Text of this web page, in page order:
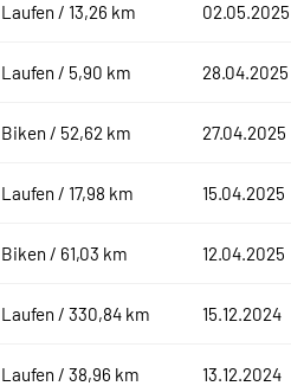
Laufen / 13,26 km 02.05.2025
Laufen / 5,90 km 28.04.2025
Biken / 52,62 km 27.04.2025
Laufen / 17,98 km 15.04.2025
Biken / 61,03 km 12.04.2025
Laufen / 330,84 km 15.12.2024
Laufen / 38,96 km 13.12.2024